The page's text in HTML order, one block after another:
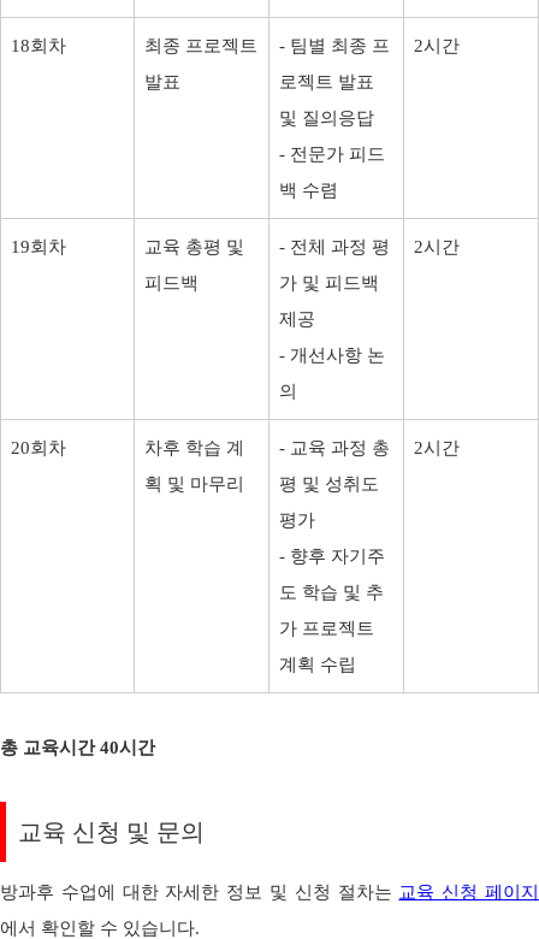
18회차
최종 프로젝트
발표
- 팀별 최종 프
로젝트 발표
및 질의응답
- 전문가 피드
백 수렴
2시간
19회차
교육 총평 및
피드백
- 전체 과정 평
가 및 피드백
제공
- 개선사항 논
의
2시간
20회차
차후 학습 계
획 및 마무리
- 교육 과정 총
평 및 성취도
평가
- 향후 자기주
도 학습 및 추
가 프로젝트
계획 수립
2시간
총 교육시간 40시간
교육 신청 및 문의
방과후 수업에 대한 자세한 정보 및 신청 절차는 교육 신청 페이지
에서 확인할 수 있습니다.